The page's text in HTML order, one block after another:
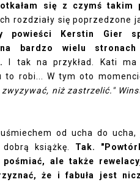
się z czymś takim
rozdziały się poprzedzone
powieści Kerstin Gier
bardzo wielu
I tak na przykład. Kati
robi... W tym oto
zwyzywać, niż zastrzelić."
od ucha do
książkę.
Tak.
ale także
że i fabuła jest